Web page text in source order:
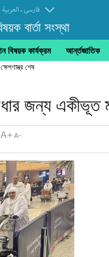
العربیة.فارسی
বার্তা সংস্থা
বিষয়ক কার্যক্রম আর্ন্তজাতিক
জন্য একীভূত